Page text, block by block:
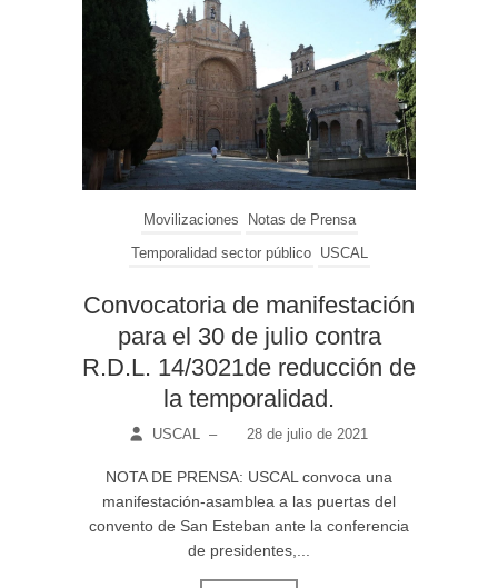
Movilizaciones
Notas de Prensa
Temporalidad sector público
USCAL
Convocatoria de manifestación
para el 30 de julio contra
R.D.L. 14/3021de reducción de
la temporalidad.
USCAL – 28 de julio de 2021
NOTA DE PRENSA: USCAL convoca una
manifestación-asamblea a las puertas del
convento de San Esteban ante la conferencia
de presidentes,...